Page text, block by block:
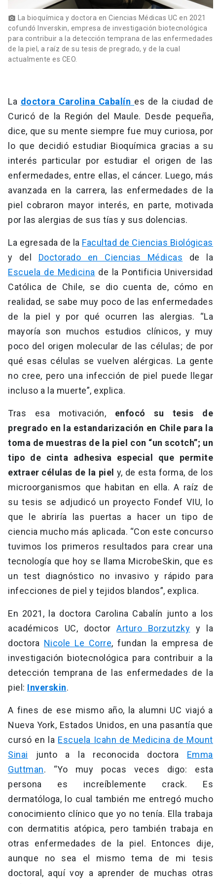
photo_camera La bioquímica y doctora en Ciencias Médicas UC en 2021
cofundó Inverskin, empresa de investigación biotecnológica
para contribuir a la detección temprana de las enfermedades
de la piel, a raíz de su tesis de pregrado, y de la cual
actualmente es CEO.
La doctora Carolina Cabalín es de la ciudad de
Curicó de la Región del Maule. Desde pequeña,
dice, que su mente siempre fue muy curiosa, por
lo que decidió estudiar Bioquímica gracias a su
interés particular por estudiar el origen de las
enfermedades, entre ellas, el cáncer. Luego, más
avanzada en la carrera, las enfermedades de la
piel cobraron mayor interés, en parte, motivada
por las alergias de sus tías y sus dolencias.
La egresada de la Facultad de Ciencias Biológicas
y del Doctorado en Ciencias Médicas de la
Escuela de Medicina de la Pontificia Universidad
Católica de Chile, se dio cuenta de, cómo en
realidad, se sabe muy poco de las enfermedades
de la piel y por qué ocurren las alergias. “La
mayoría son muchos estudios clínicos, y muy
poco del origen molecular de las células; de por
qué esas células se vuelven alérgicas. La gente
no cree, pero una infección de piel puede llegar
incluso a la muerte”, explica.
Tras esa motivación, enfocó su tesis de
pregrado en la estandarización en Chile para la
toma de muestras de la piel con “un scotch”; un
tipo de cinta adhesiva especial que permite
extraer células de la piel y, de esta forma, de los
microorganismos que habitan en ella. A raíz de
su tesis se adjudicó un proyecto Fondef VIU, lo
que le abriría las puertas a hacer un tipo de
ciencia mucho más aplicada. “Con este concurso
tuvimos los primeros resultados para crear una
tecnología que hoy se llama MicrobeSkin, que es
un test diagnóstico no invasivo y rápido para
infecciones de piel y tejidos blandos”, explica.
En 2021, la doctora Carolina Cabalín junto a los
académicos UC, doctorArturo Borzutzky y la
doctora Nicole Le Corre, fundan la empresa de
investigación biotecnológica para contribuir a la
detección temprana de las enfermedades de la
piel: Inverskin.
A fines de ese mismo año, la alumni UC viajó a
Nueva York, Estados Unidos, en una pasantía que
cursó en la Escuela Icahn de Medicina de Mount
Sinai junto a la reconocida doctora Emma
Guttman. “Yo muy pocas veces digo: esta
persona es increíblemente crack. Es
dermatóloga, lo cual también me entregó mucho
conocimiento clínico que yo no tenía. Ella trabaja
con dermatitis atópica, pero también trabaja en
otras enfermedades de la piel. Entonces dije,
aunque no sea el mismo tema de mi tesis
doctoral, aquí voy a aprender de muchas otras